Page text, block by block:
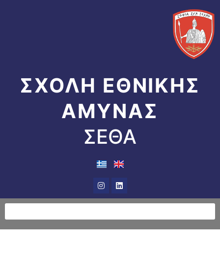
ΣΧΟΛΗ ΕΘΝΙΚΗΣ
ΑΜΥΝΑΣ
ΣΕΘΑ
InstagramLinkedin